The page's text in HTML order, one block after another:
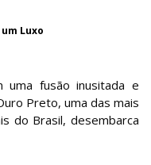
Luxo
fusão inusitada e
Preto, uma das mais
do Brasil, desembarca